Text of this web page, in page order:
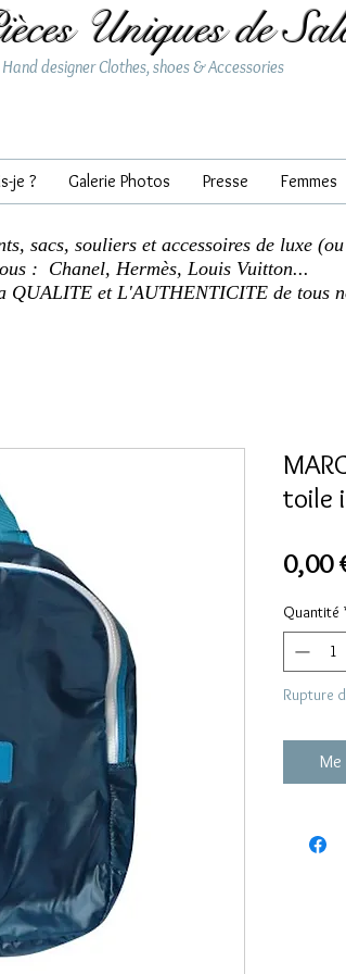
Uniques de
designer Clothes, shoes & Accessories
je ? Galerie Photos Presse Femmes
sacs, souliers et accessoires de luxe
: Chanel, Hermès, Louis Vuitton...
QUALITE et L'AUTHENTICITE de tous
toile
0,00
Quantité
Rupture